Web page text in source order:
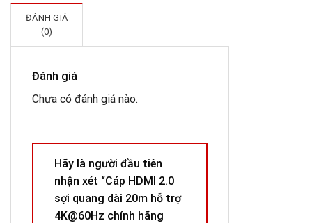
ĐÁNH GIÁ
(0)
Đánh giá
Chưa có đánh giá nào.
Hãy là người đầu tiên
nhận xét “Cáp HDMI 2.0
sợi quang dài 20m hỗ trợ
4K@60Hz chính hãng